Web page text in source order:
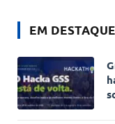
EM DESTAQUE